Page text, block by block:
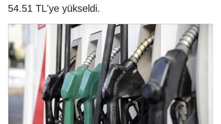
54.51 TL'ye yükseldi.